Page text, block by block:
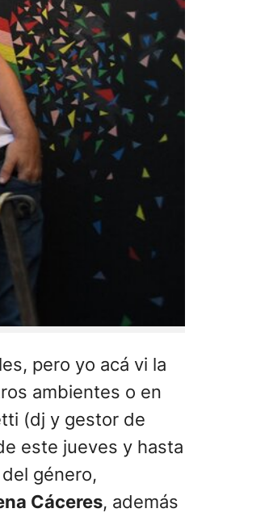
pero yo acá vi la
ambientes o en
(dj y gestor de
este jueves y hasta
género,
Cáceres, además